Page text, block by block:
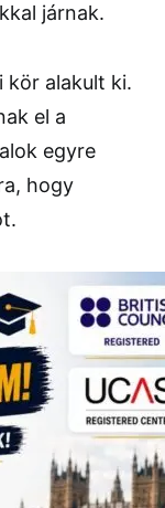
járnak.
kör alakult ki.
el a
egyre
hogy